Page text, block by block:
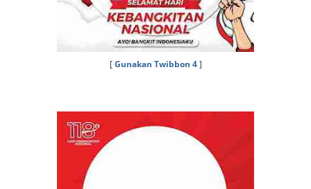
[Gunakan Twibbon 4]